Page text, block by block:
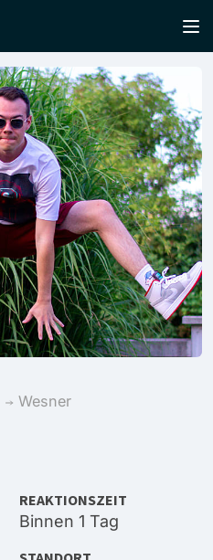
Wesner
REAKTIONSZEIT
Binnen 1 Tag